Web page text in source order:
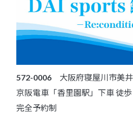
572-0006 大阪府寝屋川市美
京阪電車「香里園駅」下車 徒
完全予約制